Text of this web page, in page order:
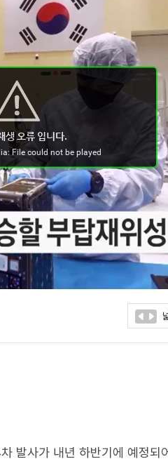
발사가 내년 하반기에 예정되